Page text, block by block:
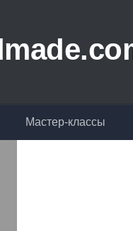
Мастер-классы